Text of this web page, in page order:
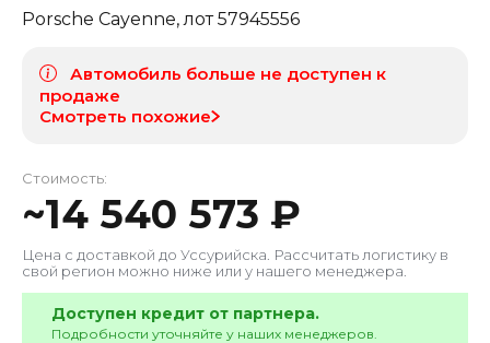
Porsche Cayenne, лот57945556
Автомобиль больше не доступен к
продаже
Смотреть похожие
Стоимость:
~14 540 573 ₽
Цена с доставкой до Уссурийска . Рассчитать логистику в
свой регион можно ниже или у нашего менеджера.
Доступен кредит от партнера.
Подробности уточняйте у наших менеджеров.